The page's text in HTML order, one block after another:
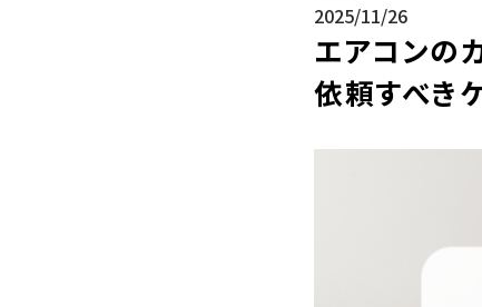
2025/11/26
エアコンの
依頼すべき